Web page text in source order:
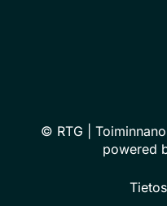
© RTG |
powered